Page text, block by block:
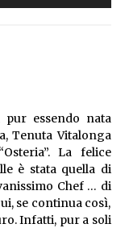
pur essendo nata
Tenuta Vitalonga
La felice
è stata quella di
Chef … di
se continua così,
Infatti, pur a soli